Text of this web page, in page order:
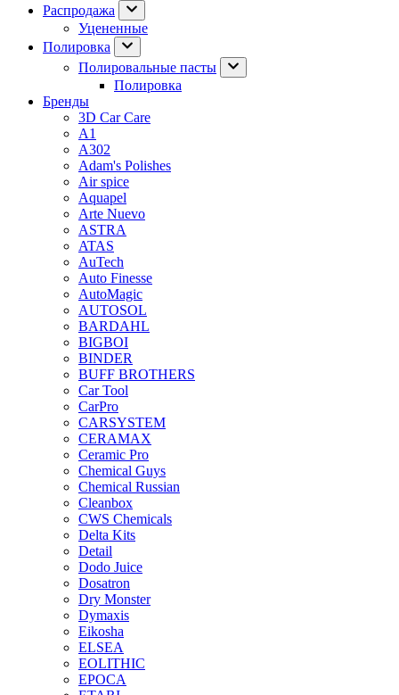
Распродажа
Уцененные
Полировка
Полировальные пасты
Полировка
Бренды
3D Car Care
A1
A302
Adam's Polishes
Air spice
Aquapel
Arte Nuevo
ASTRA
ATAS
AuTech
Auto Finesse
AutoMagic
AUTOSOL
BARDAHL
BIGBOI
BINDER
BUFF BROTHERS
Car Tool
CarPro
CARSYSTEM
CERAMAX
Ceramic Pro
Chemical Guys
Chemical Russian
Cleanbox
CWS Chemicals
Delta Kits
Detail
Dodo Juice
Dosatron
Dry Monster
Dymaxis
Eikosha
ELSEA
EOLITHIC
EPOCA